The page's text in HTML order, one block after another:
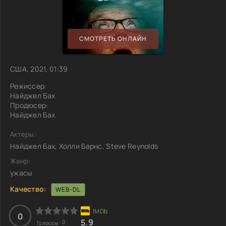
СМОТРЕТЬ ОНЛАЙН
США, 2021, 01:39
Режиссер:
Найджел Бах
Продюсер:
Найджел Бах
Актеры:
Найджел Бах, Холли Барнс, Steve Reynolds
Жанр:
ужасы
Качество:
WEB-DL
0
Голосов: 0 5.9